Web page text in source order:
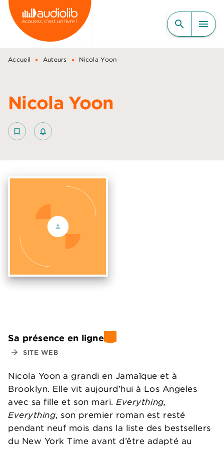
MENU RECHERCHE
CONTENU
PIED DE PAGE
search menu
Accueil • Auteurs • Nicola Yoon
Nicola Yoon
bookmark_border notifications_none_outlined
Nicola Yoon a grandi en Jamaïque et à
Brooklyn. Elle vit aujourd’hui à Los Angeles
avec sa fille et son mari.Everything,
Everything, son premier roman est resté
pendant neuf mois dans la liste des bestsellers
du New York Time avant d’être adapté au
Sa présence en ligne
arrow_forward SITE WEB